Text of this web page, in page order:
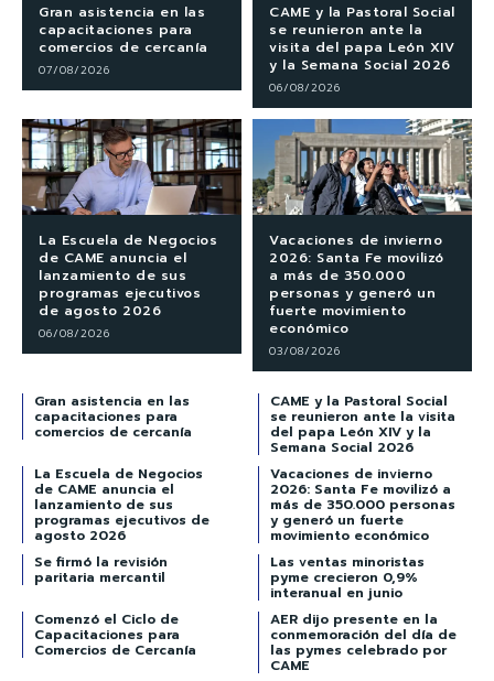
Gran asistencia en las
capacitaciones para
comercios de cercanía
07/08/2026
CAME y la Pastoral Social
se reunieron ante la
visita del papa León XIV
y la Semana Social 2026
06/08/2026
La Escuela de Negocios
de CAME anuncia el
lanzamiento de sus
programas ejecutivos
de agosto 2026
06/08/2026
Vacaciones de invierno
2026: Santa Fe movilizó
a más de 350.000
personas y generó un
fuerte movimiento
económico
03/08/2026
Gran asistencia en las
capacitaciones para
comercios de cercanía
CAME y la Pastoral Social
se reunieron ante la visita
del papa León XIV y la
Semana Social 2026
La Escuela de Negocios
de CAME anuncia el
lanzamiento de sus
programas ejecutivos de
agosto 2026
Vacaciones de invierno
2026: Santa Fe movilizó a
más de 350.000 personas
y generó un fuerte
movimiento económico
Se firmó la revisión
paritaria mercantil
Las ventas minoristas
pyme crecieron 0,9%
interanual en junio
Comenzó el Ciclo de
Capacitaciones para
Comercios de Cercanía
AER dijo presente en la
conmemoración del día de
las pymes celebrado por
CAME